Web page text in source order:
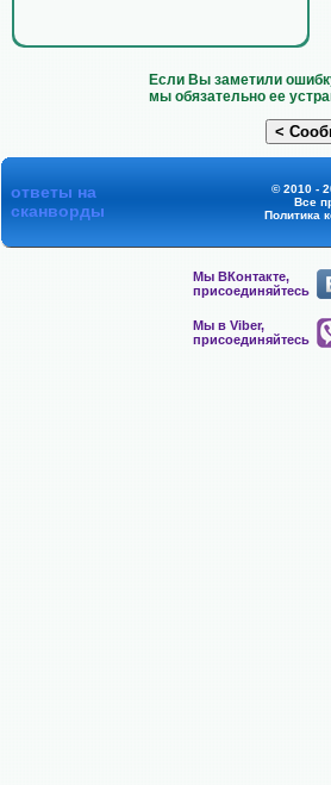
Если Вы заметили
мы обязательно ее
ответы на
сканворды
© 2010 -
Все
Политика
Мы ВКонтакте,
присоединяйтесь
Мы в Viber,
присоединяйтесь